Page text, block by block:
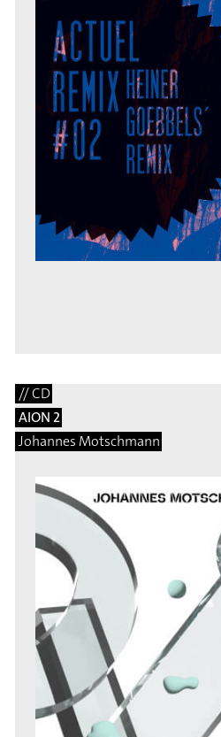
// CD
AION 2
Johannes Motschmann